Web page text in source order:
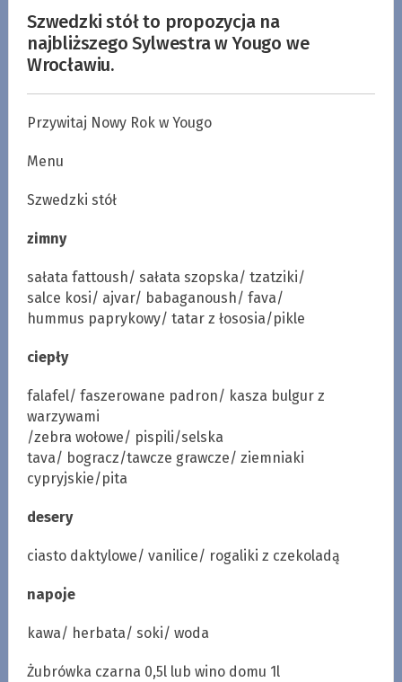
Szwedzki stół to propozycja na
najbliższego Sylwestra w Yougo we
Wrocławiu.
Przywitaj Nowy Rok w Yougo
Menu
Szwedzki stół
zimny
sałata fattoush/ sałata szopska/ tzatziki/
salce kosi/ ajvar/ babaganoush/ fava/
hummus paprykowy/ tatar z łososia/pikle
ciepły
falafel/ faszerowane padron/ kasza bulgur z
warzywami
/zebra wołowe/ pispili/selska
tava/ bogracz/tawcze grawcze/ ziemniaki
cypryjskie/pita
desery
ciasto daktylowe/ vanilice/ rogaliki z czekoladą
napoje
kawa/ herbata/ soki/ woda
Żubrówka czarna 0,5l lub wino domu 1l